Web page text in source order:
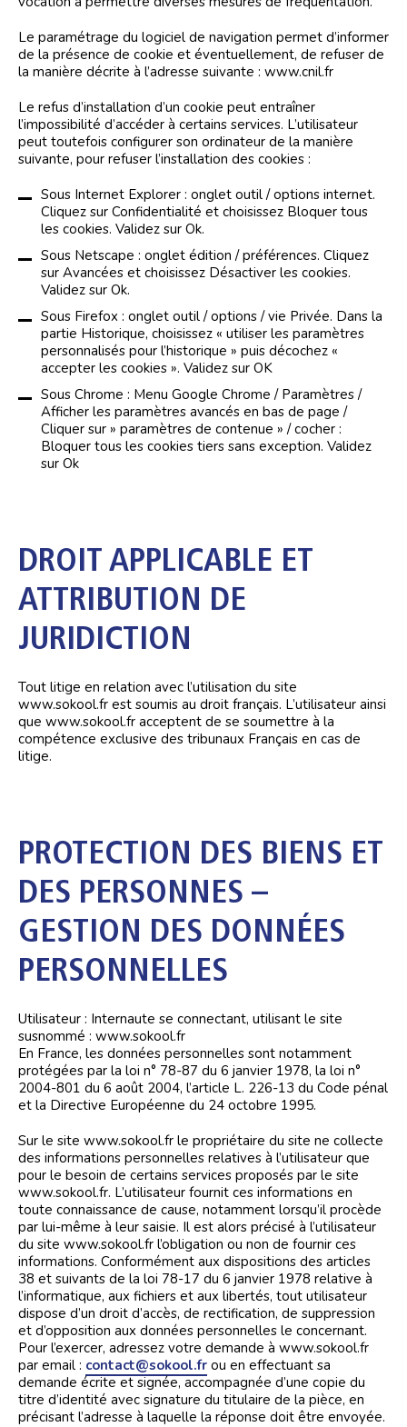
Le paramétrage du logiciel de navigation permet d’informer
de la présence de cookie et éventuellement, de refuser de
la manière décrite à l’adresse suivante : www.cnil.fr
Le refus d’installation d’un cookie peut entraîner
l’impossibilité d’accéder à certains services. L’utilisateur
peut toutefois configurer son ordinateur de la manière
suivante, pour refuser l’installation des cookies :
Sous Internet Explorer : onglet outil / options internet.
Cliquez sur Confidentialité et choisissez Bloquer tous
les cookies. Validez sur Ok.
Sous Netscape : onglet édition / préférences. Cliquez
sur Avancées et choisissez Désactiver les cookies.
Validez sur Ok.
Sous Firefox : onglet outil / options / vie Privée. Dans la
partie Historique, choisissez « utiliser les paramètres
personnalisés pour l’historique » puis décochez «
accepter les cookies ». Validez sur OK
Sous Chrome : Menu Google Chrome / Paramètres /
Afficher les paramètres avancés en bas de page /
Cliquer sur » paramètres de contenue » / cocher :
Bloquer tous les cookies tiers sans exception. Validez
sur Ok
DROIT APPLICABLE ET
ATTRIBUTION DE
JURIDICTION
Tout litige en relation avec l’utilisation du site
www.sokool.fr est soumis au droit français. L’utilisateur ainsi
que www.sokool.fr acceptent de se soumettre à la
compétence exclusive des tribunaux Français en cas de
litige.
PROTECTION DES BIENS ET
DES PERSONNES –
GESTION DES DONNÉES
PERSONNELLES
Utilisateur : Internaute se connectant, utilisant le site
susnommé : www.sokool.fr
En France, les données personnelles sont notamment
protégées par la loi n° 78-87 du 6 janvier 1978, la loi n°
2004-801 du 6 août 2004, l’article L. 226-13 du Code pénal
et la Directive Européenne du 24 octobre 1995.
Sur le site www.sokool.fr le propriétaire du site ne collecte
des informations personnelles relatives à l’utilisateur que
pour le besoin de certains services proposés par le site
www.sokool.fr. L’utilisateur fournit ces informations en
toute connaissance de cause, notamment lorsqu’il procède
par lui-même à leur saisie. Il est alors précisé à l’utilisateur
du site www.sokool.fr l’obligation ou non de fournir ces
informations. Conformément aux dispositions des articles
38 et suivants de la loi 78-17 du 6 janvier 1978 relative à
l’informatique, aux fichiers et aux libertés, tout utilisateur
dispose d’un droit d’accès, de rectification, de suppression
et d’opposition aux données personnelles le concernant.
Pour l’exercer, adressez votre demande à www.sokool.fr
par email : contact@sokool.fr ou en effectuant sa
demande écrite et signée, accompagnée d’une copie du
titre d’identité avec signature du titulaire de la pièce, en
précisant l’adresse à laquelle la réponse doit être envoyée.